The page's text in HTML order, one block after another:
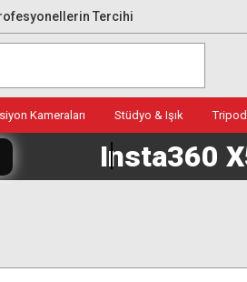
Tercihi
Kameraları Stüdyo & Işık
Insta360